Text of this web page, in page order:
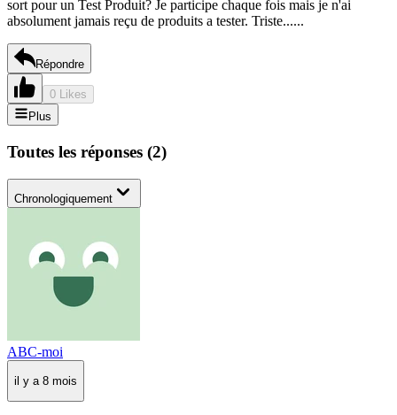
sort pour un Test Produit? Je participe chaque fois mais je n'ai
absolument jamais reçu de produits a tester. Triste......
Répondre
0 Likes
Plus
Toutes les réponses (2)
Chronologiquement
ABC-moi
il y a 8 mois